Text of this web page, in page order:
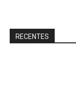
RECENTES